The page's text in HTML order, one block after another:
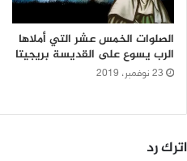
الصلوات الخمس عشر التي أملاها
الرب يسوع على القديسة بريجيتا
23 نوفمبر، 2019
اترك رد